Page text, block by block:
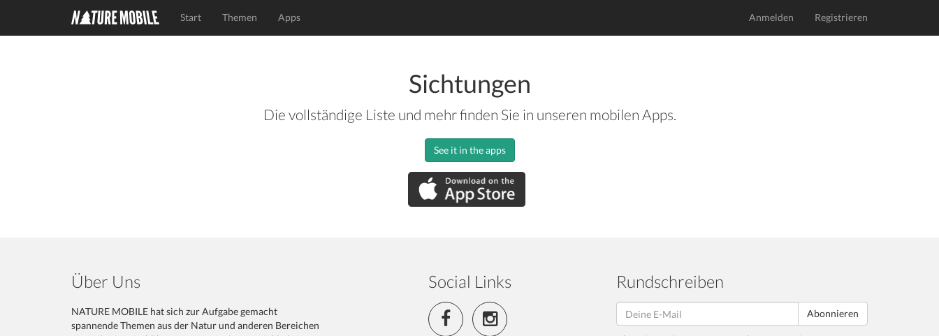
Start Themen Apps Anmelden Registrieren
Sichtungen
Die vollständige Liste und mehr finden Sie in unseren mobilen Apps.
See it in the apps
Über Uns
NATURE MOBILE hat sich zur Aufgabe gemacht
spannende Themen aus der Natur und anderen Bereichen
Social Links Rundschreiben
Abonnieren